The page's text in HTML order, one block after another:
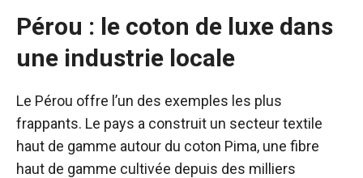
Pérou : le coton de luxe dans
une industrie locale
Le Pérou offre l’un des exemples les plus
frappants. Le pays a construit un secteur textile
haut de gamme autour du coton Pima, une fibre
haut de gamme cultivée depuis des milliers